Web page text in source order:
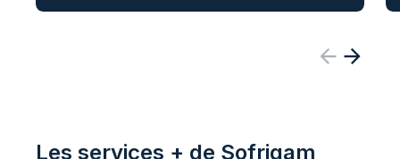
Les services + de Sofrigam